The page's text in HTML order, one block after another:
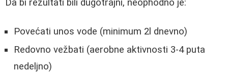
Da bi rezultati bili dugotrajni, neophodno je:
Povećati unos vode (minimum 2l dnevno)
Redovno vežbati (aerobne aktivnosti 3-4 puta
nedeljno)